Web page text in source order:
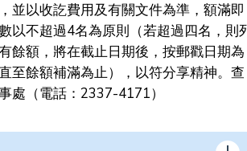
並以收訖費用及有關文件為準，額滿即
以不超過4名為原則（若超過四名，則
餘額，將在截止日期後，按郵戳日期為
至餘額補滿為止），以符分享精神。查
處（電話：2337-4171）